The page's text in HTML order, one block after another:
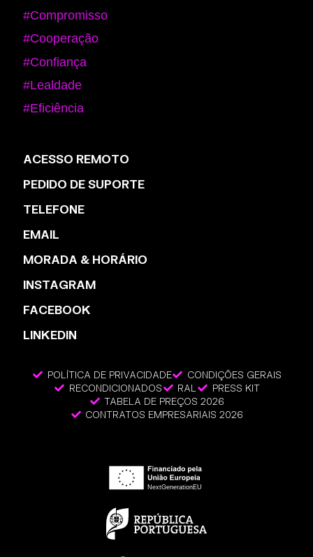
#Compromisso
#Cooperação
#Confiança
#Lealdade
#Eficiência
ACESSO REMOTO
PEDIDO DE SUPORTE
TELEFONE
EMAIL
MORADA & HORÁRIO
INSTAGRAM
FACEBOOK
LINKEDIN
POLÍTICA DE PRIVACIDADE
CONDIÇÕES GERAIS
RECONDICIONADOS
RAL
PRESS KIT
TABELA DE PREÇOS 2026
CONTRATOS EMPRESARIAIS 2026